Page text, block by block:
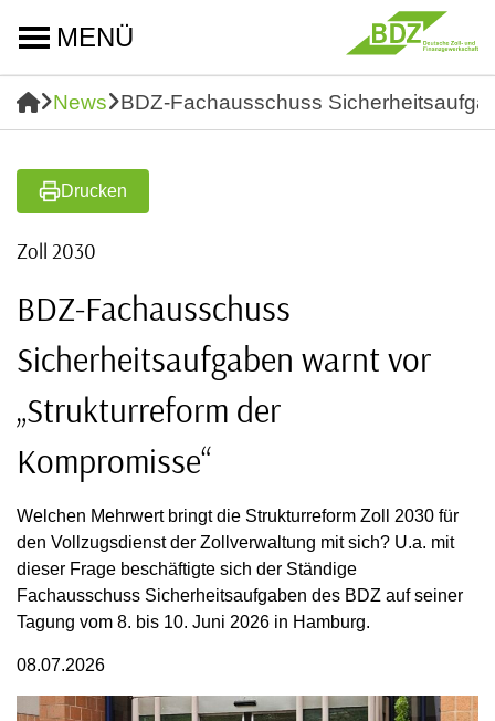
MENÜ
News BDZ-Fachausschuss
Drucken
Zoll 2030
BDZ-Fachausschuss
Sicherheitsaufgaben warnt vor
„Strukturreform der
Kompromisse“
Welchen Mehrwert bringt die Strukturreform Zoll 2030 für
den Vollzugsdienst der Zollverwaltung mit sich? U.a. mit
dieser Frage beschäftigte sich der Ständige
Fachausschuss Sicherheitsaufgaben des BDZ auf seiner
Tagung vom 8. bis 10. Juni 2026 in Hamburg.
08.07.2026